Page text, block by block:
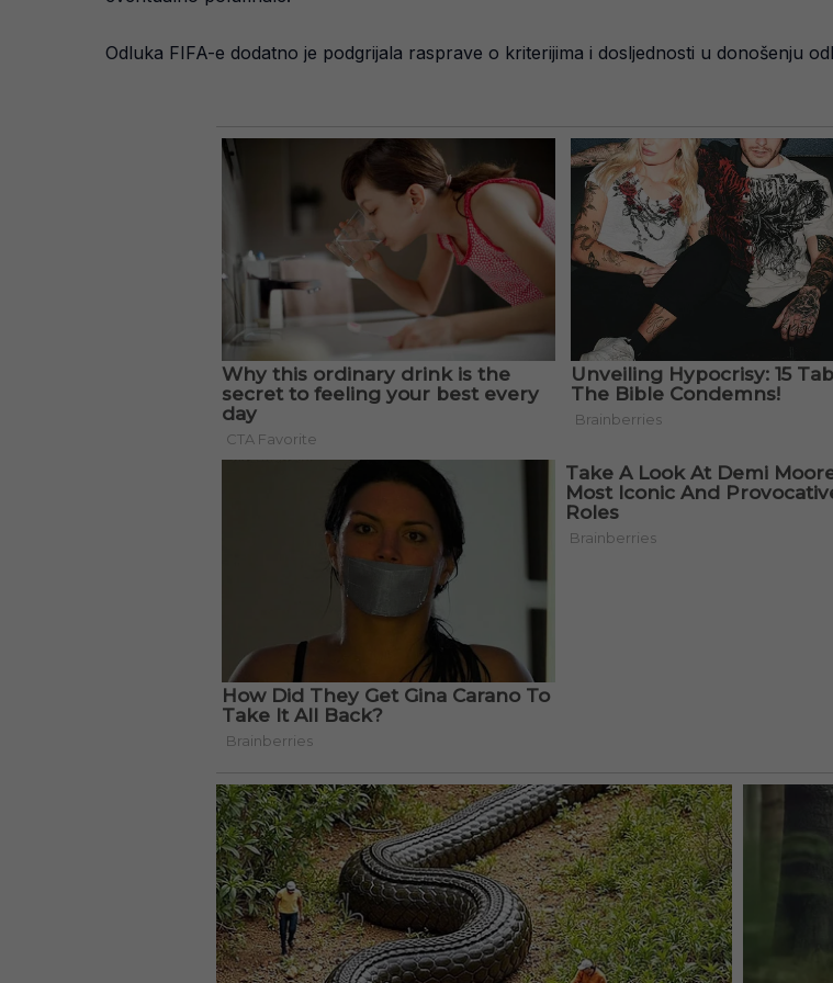
Odluka FIFA-e dodatno je podgrijala rasprave o kriterijima i dosljednosti u donošenju